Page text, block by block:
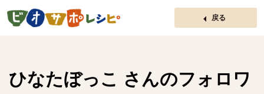
ページの先頭です。
戻る
ひなたぼっこ さんのフォロワ